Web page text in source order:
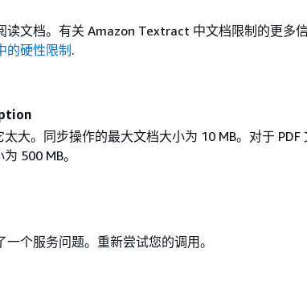
文档。有关 Amazon Textract 中文档限制的更多
硬性限制 .
大。同步操作的最大文档大小为 10 MB。对于 PDF
500 MB。
个服务问题。重新尝试您的调用。